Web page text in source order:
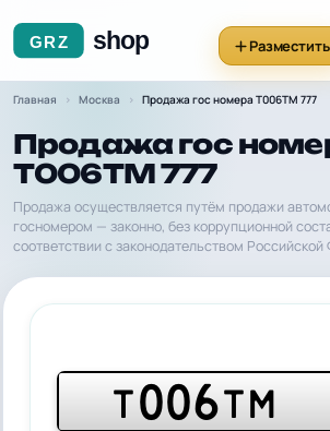
Разместить
Главная Москва Продажа гос номера Т006ТМ 777
Продажа гос
Т006ТМ 777
Продажа осуществляется путём продажи
госномером — законно, без коррупционной
соответствии с законодательством
Т006ТМ